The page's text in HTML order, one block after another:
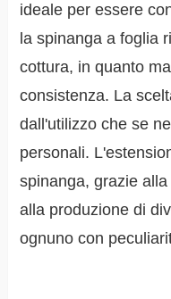
ideale per essere
la spinanga a foglia
cottura, in quanto
consistenza. La
dall'utilizzo che se
personali.
spinanga, grazie
alla produzione di
ognuno con